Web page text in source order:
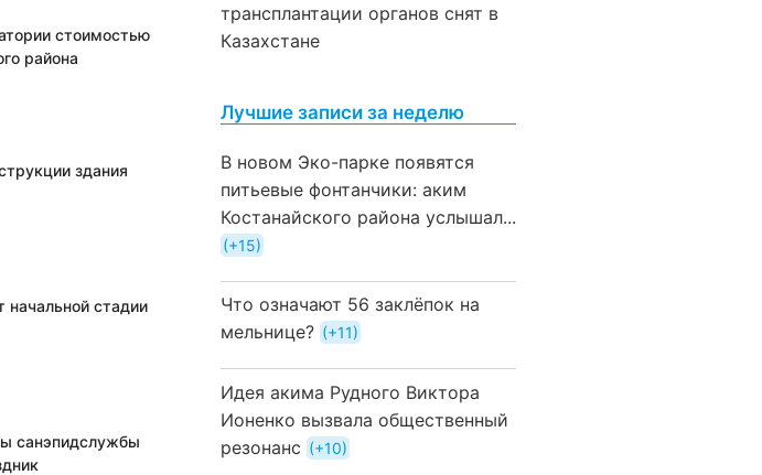
стоимостью
района
здания
начальной стадии
санэпидслужбы
трансплантации органов снят в
Казахстане
Лучшие записи за неделю
В новом Эко-парке появятся
питьевые фонтанчики: аким
Костанайского района услышал...
+15
Что означают 56 заклёпок на
мельнице?
+11
Идея акима Рудного Виктора
Ионенко вызвала общественный
резонанс
+10